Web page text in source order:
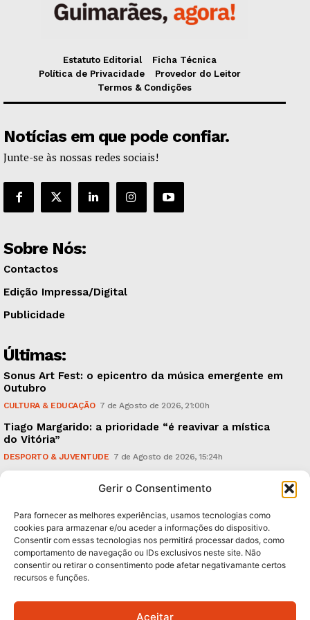
Gerir o Consentimento
Para fornecer as melhores experiências, usamos tecnologias como
cookies para armazenar e/ou aceder a informações do dispositivo.
Consentir com essas tecnologias nos permitirá processar dados, como
comportamento de navegação ou IDs exclusivos neste site. Não
consentir ou retirar o consentimento pode afetar negativamante certos
recursos e funções.
Aceitar
Estatuto Editorial
Ficha Técnica
Política de Privacidade
Provedor do Leitor
Termos & Condições
Notícias em que pode confiar.
Junte-se às nossas redes sociais!
Sobre Nós:
Contactos
Edição Impressa/Digital
Publicidade
Últimas:
Sonus Art Fest: o epicentro da música emergente em
Outubro
CULTURA & EDUCAÇÃO 7 de Agosto de 2026, 21:00h
Tiago Margarido: a prioridade “é reavivar a mística
do Vitória”
DESPORTO & JUVENTUDE 7 de Agosto de 2026, 15:24h
caudais e antecipa situações de risco
Subscreva Newsletter: